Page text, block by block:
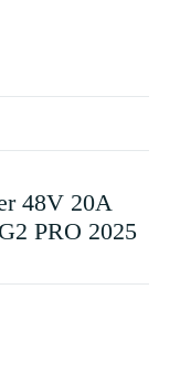
48V 20A
PRO 2025